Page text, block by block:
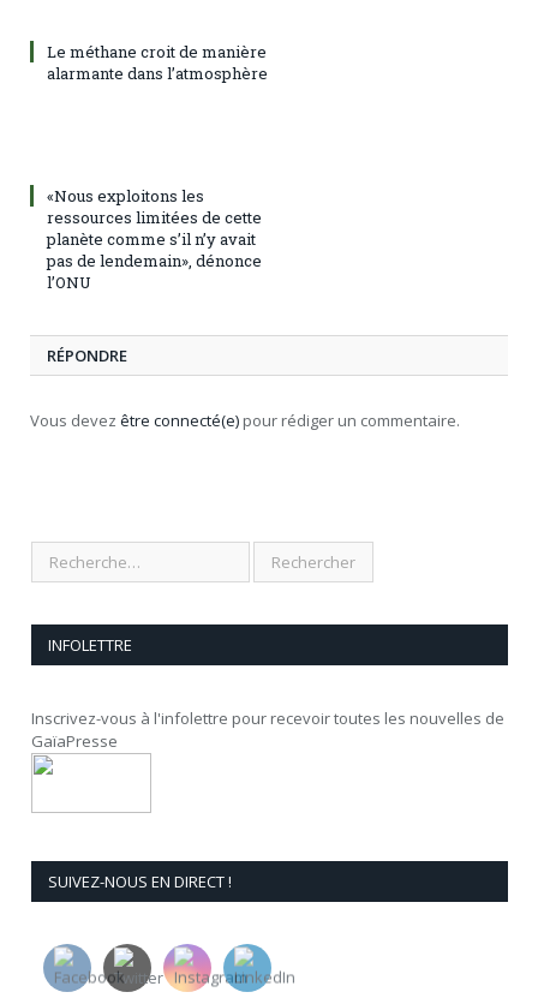
Le méthane croit de manière
alarmante dans l’atmosphère
«Nous exploitons les
ressources limitées de cette
planète comme s’il n’y avait
pas de lendemain», dénonce
l’ONU
RÉPONDRE
Vous devez être connecté(e) pour rédiger un commentaire.
INFOLETTRE
Inscrivez-vous à l'infolettre pour recevoir toutes les nouvelles de
GaïaPresse
SUIVEZ-NOUS EN DIRECT !